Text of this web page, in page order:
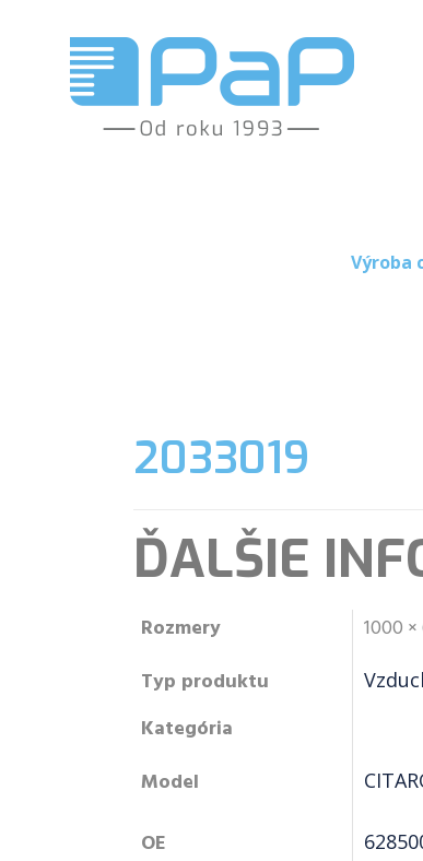
Výroba
2033019
ĎALŠIE
Rozmery
1000
Typ produktu
Kategória
Model
OE